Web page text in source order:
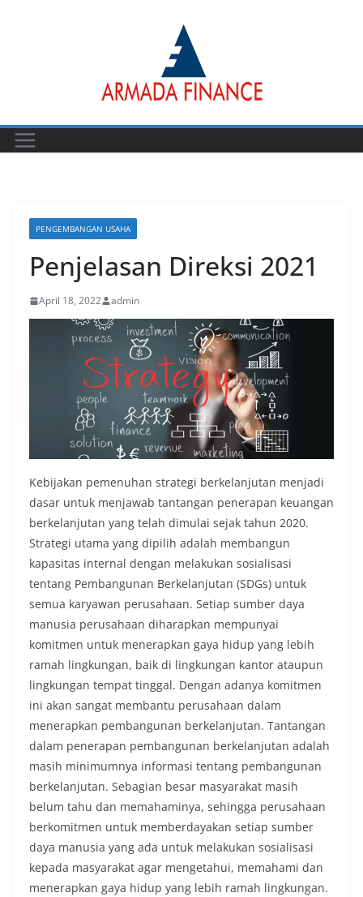
PENGEMBANGAN USAHA
Penjelasan Direksi 2021
April 18, 2022 admin
Kebijakan pemenuhan strategi berkelanjutan menjadi
dasar untuk menjawab tantangan penerapan keuangan
berkelanjutan yang telah dimulai sejak tahun 2020.
Strategi utama yang dipilih adalah membangun
kapasitas internal dengan melakukan sosialisasi
tentang Pembangunan Berkelanjutan (SDGs) untuk
semua karyawan perusahaan. Setiap sumber daya
manusia perusahaan diharapkan mempunyai
komitmen untuk menerapkan gaya hidup yang lebih
ramah lingkungan, baik di lingkungan kantor ataupun
lingkungan tempat tinggal. Dengan adanya komitmen
ini akan sangat membantu perusahaan dalam
menerapkan pembangunan berkelanjutan. Tantangan
dalam penerapan pembangunan berkelanjutan adalah
masih minimumnya informasi tentang pembangunan
berkelanjutan. Sebagian besar masyarakat masih
belum tahu dan memahaminya, sehingga perusahaan
berkomitmen untuk memberdayakan setiap sumber
daya manusia yang ada untuk melakukan sosialisasi
kepada masyarakat agar mengetahui, memahami dan
menerapkan gaya hidup yang lebih ramah lingkungan.